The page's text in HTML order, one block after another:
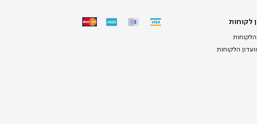
לקוחות
הלקוחות
הלקוחות